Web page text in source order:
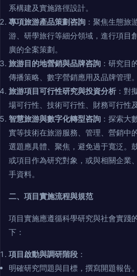
系構建及實施路徑設計。
專項旅游產品策劃咨詢 ：聚焦生態旅
游、研學旅行等細分領域，進行項目
廣的全案策劃。
旅游目的地營銷與品牌咨詢 ：研究目
傳播策略、數字營銷應用及品牌管理。
旅游項目可行性研究與投資分析 ：對
場可行性、技術可行性、財務可行性
智慧旅游與數字化轉型咨詢 ：探索大
實等技術在旅游服務、管理、營銷中
選題應具體、聚焦，避免過于寬泛。
或項目作為研究對象，或與相關企業
手資料。
二、項目實施流程與規范
項目實施應遵循科學研究與社會實踐
下：
項目啟動與調研階段 ：
明確研究問題與目標，撰寫開題報告。